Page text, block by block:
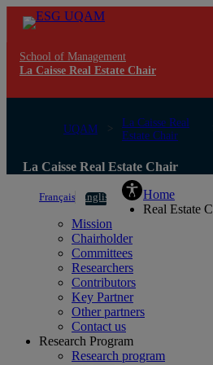
School of Management
La Caisse Real Estate Chair
UQAM
La Caisse Real
Estate Chair
La Caisse Real Estate Chair
Français English
Home
Real Estate
Mission
Chairholder
Committees
Researchers
Contributors
Key Partner
Other partners
Contact us
Research Program
Research program